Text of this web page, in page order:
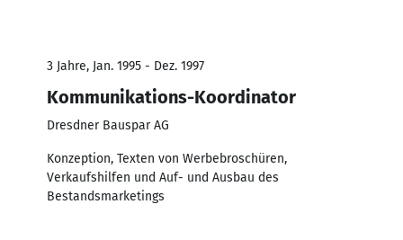
3 Jahre, Jan. 1995 - Dez. 1997
Kommunikations-Koordinator
Dresdner Bauspar AG
Konzeption, Texten von Werbebroschüren,
Verkaufshilfen und Auf- und Ausbau des
Bestandsmarketings